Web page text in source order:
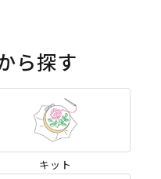
ら探す
キット